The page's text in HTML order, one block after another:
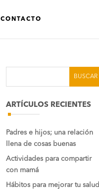
CONTACTO
ARTÍCULOS RECIENTES
Padres e hijos; una relación
llena de cosas buenas
Actividades para compartir
con mamá
Hábitos para mejorar tu salud